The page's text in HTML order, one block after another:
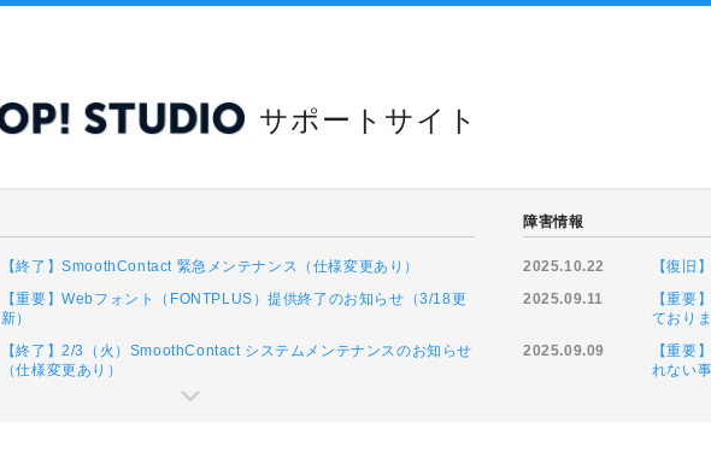
サポートサイト
【終了】SmoothContact 緊急メンテナンス（仕様変更あり）
【重要】Webフォント（FONTPLUS）提供終了のお知らせ（3/18更
新）
【終了】2/3（火）SmoothContact システムメンテナンスのお知らせ
（仕様変更あり）
障害情報
2025.10.22
【復旧
2025.09.11
【重要
ており
2025.09.09
【重要
れない